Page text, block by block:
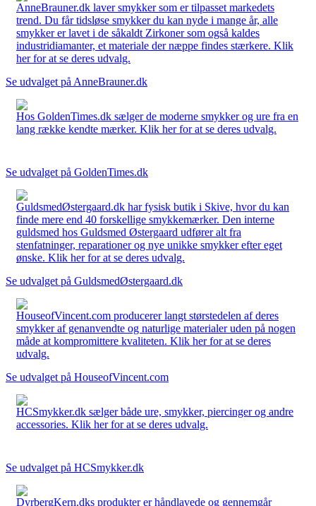
AnneBrauner.dk laver smykker som er tilpasset markedets
trend. Du får tidsløse smykker du kan nyde i mange år, alle
smykker er lavet i de såkaldt Zirkoner som også kaldes
industridiamanter, et materiale der næppe findes stærkere. Klik
her for at se deres udvalg.
Se udvalget på AnneBrauner.dk
Hos GoldenTimes.dk sælger de moderne smykker og ure fra en
lang række kendte mærker. Klik her for at se deres udvalg.
Se udvalget på GoldenTimes.dk
GuldsmedØstergaard.dk har fysisk butik i Skive, hvor du kan
finde mere end 40 forskellige smykkemærker. Den interne
guldsmed hos Guldsmed Østergaard udfører alt fra
stenfatninger, reparationer og nye unikke smykker efter eget
ønske. Klik her for at se deres udvalg.
Se udvalget på GuldsmedØstergaard.dk
HouseofVincent.com producerer langt størstedelen af deres
smykker af genanvendte og naturlige materialer uden på nogen
måde at kompromittere kvaliteten. Klik her for at se deres
udvalg.
Se udvalget på HouseofVincent.com
HCSmykker.dk sælger både ure, smykker, piercinger og andre
accessories. Klik her for at se deres udvalg.
Se udvalget på HCSmykker.dk
DyrbergKern.dks produkter er håndlavede og gennemgår